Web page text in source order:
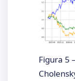
Figura 5